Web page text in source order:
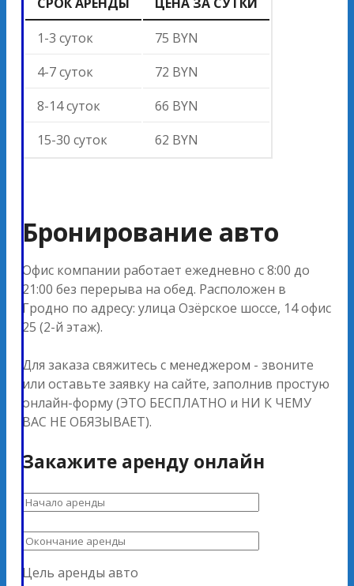
СРОК АРЕНДЫ
ЦЕНА ЗА СУТКИ
1-3 суток
75 BYN
4-7 суток
72 BYN
8-14 суток
66 BYN
15-30 суток
62 BYN
Бронирование авто
Офис компании работает ежедневно с 8:00 до
21:00 без перерыва на обед. Расположен в
Гродно по адресу: улица Озёрское шоссе, 14 офис
25 (2-й этаж).
Для заказа свяжитесь с менеджером - звоните
или оставьте заявку на сайте, заполнив простую
онлайн-форму (ЭТО БЕСПЛАТНО и НИ К ЧЕМУ
ВАС НЕ ОБЯЗЫВАЕТ).
Закажите аренду онлайн
Цель аренды авто